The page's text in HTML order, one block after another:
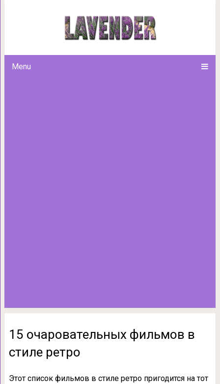
Menu
15 очаровательных
15 очаровательных фильмов в
стиле ретро
Этот список фильмов в стиле ретро пригодится на тот